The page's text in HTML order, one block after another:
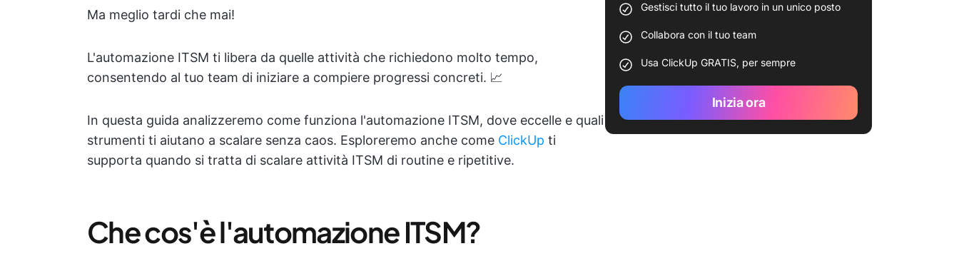
Ma meglio tardi che mai!
L'automazione ITSM ti libera da quelle attività che richiedono molto tempo,
consentendo al tuo team di iniziare a compiere progressi concreti. 📈
In questa guida analizzeremo come funziona l'automazione ITSM, dove eccelle e quali
strumenti ti aiutano a scalare senza caos. Esploreremo anche come ClickUp ti
supporta quando si tratta di scalare attività ITSM di routine e ripetitive.
Che cos'è l'automazione ITSM?
Gestisci tutto il tuo lavoro in un unico posto
Collabora con il tuo team
Usa ClickUp GRATIS, per sempre
Inizia ora